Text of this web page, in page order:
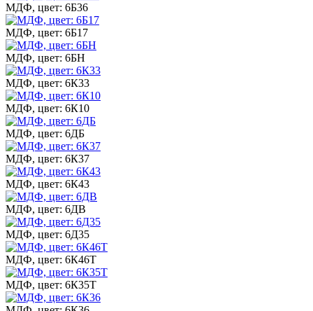
МДФ, цвет: 6Б36
МДФ, цвет: 6Б17
МДФ, цвет: 6БН
МДФ, цвет: 6К33
МДФ, цвет: 6К10
МДФ, цвет: 6ДБ
МДФ, цвет: 6К37
МДФ, цвет: 6К43
МДФ, цвет: 6ДВ
МДФ, цвет: 6Д35
МДФ, цвет: 6К46Т
МДФ, цвет: 6К35Т